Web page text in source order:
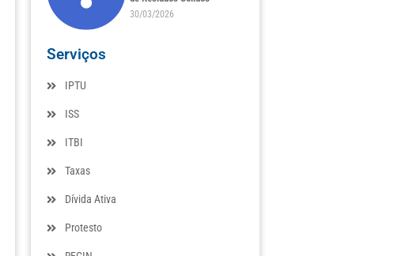
30/03/2026
Serviços
IPTU
ISS
ITBI
Taxas
Dívida Ativa
Protesto